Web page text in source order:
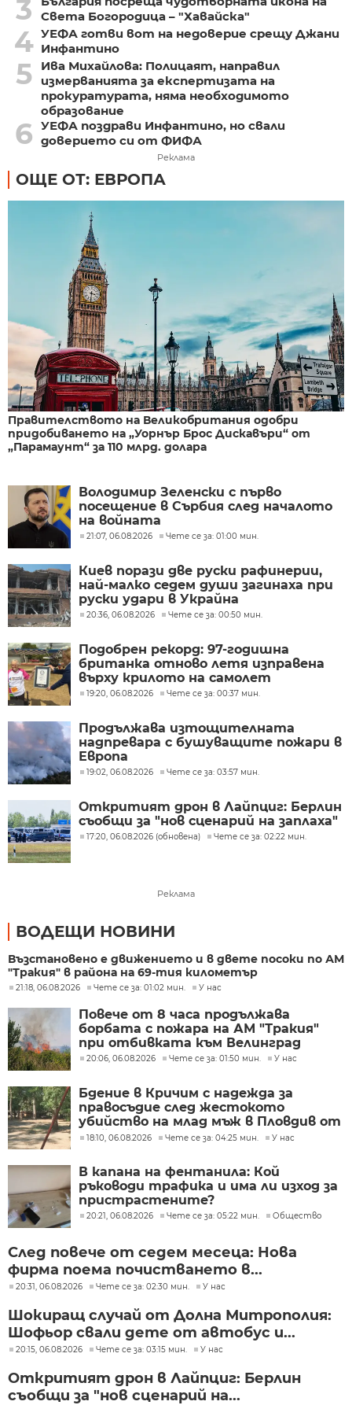
3
Света Богородица – "Хавайска"
4 УЕФА готви вот на недоверие срещу Джани
Инфантино
5
Ива Михайлова: Полицаят, направил
измерванията за експертизата на
прокуратурата, няма необходимото
образование
6 УЕФА поздрави Инфантино, но свали
доверието си от ФИФА
Реклама
ОЩЕ ОТ: ЕВРОПА
Правителството на Великобритания одобри
придобиването на „Уорнър Брос Дискавъри“ от
„Парамаунт“ за 110 млрд. долара
Володимир Зеленски с първо
посещение в Сърбия след началото
на войната
21:07, 06.08.2026 Чете се за: 01:00 мин.
Киев порази две руски рафинерии,
най-малко седем души загинаха при
руски удари в Украйна
20:36, 06.08.2026 Чете се за: 00:50 мин.
Подобрен рекорд: 97-годишна
британка отново летя изправена
върху крилото на самолет
19:20, 06.08.2026 Чете се за: 00:37 мин.
Продължава изтощителната
надпревара с бушуващите пожари в
Европа
19:02, 06.08.2026 Чете се за: 03:57 мин.
Откритият дрон в Лайпциг: Берлин
съобщи за "нов сценарий на заплаха"
17:20, 06.08.2026 (обновена) Чете се за: 02:22 мин.
Реклама
ВОДЕЩИ НОВИНИ
Възстановено е движението и в двете посоки по АМ
"Тракия" в района на 69-тия километър
21:18, 06.08.2026 Чете се за: 01:02 мин. У нас
Повече от 8 часа продължава
борбата с пожара на АМ "Тракия"
при отбивката към Велинград
20:06, 06.08.2026 Чете се за: 01:50 мин. У нас
Бдение в Кричим с надежда за
правосъдие след жестокото
убийство на млад мъж в Пловдив от
тийнейджъри
18:10, 06.08.2026 Чете се за: 04:25 мин. У нас
В капана на фентанила: Кой
ръководи трафика и има ли изход за
пристрастените?
20:21, 06.08.2026 Чете се за: 05:22 мин. Общество
След повече от седем месеца: Нова
фирма поема почистването в...
20:31, 06.08.2026 Чете се за: 02:30 мин. У нас
Шокиращ случай от Долна Митрополия:
Шофьор свали дете от автобус и...
20:15, 06.08.2026 Чете се за: 03:15 мин. У нас
Откритият дрон в Лайпциг: Берлин
съобщи за "нов сценарий на...